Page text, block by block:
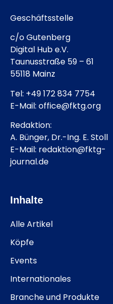
Geschäftsstelle
c/o Gutenberg
Digital Hub e.V.
Taunusstraße 59 – 61
55118 Mainz
Tel: +49 172 834 7754
E-Mail: office@fktg.org
Redaktion:
A. Bünger, Dr.-Ing. E. Stoll
E-Mail: redaktion@fktg-
journal.de
Inhalte
Alle Artikel
Köpfe
Events
Internationales
Branche und Produkte